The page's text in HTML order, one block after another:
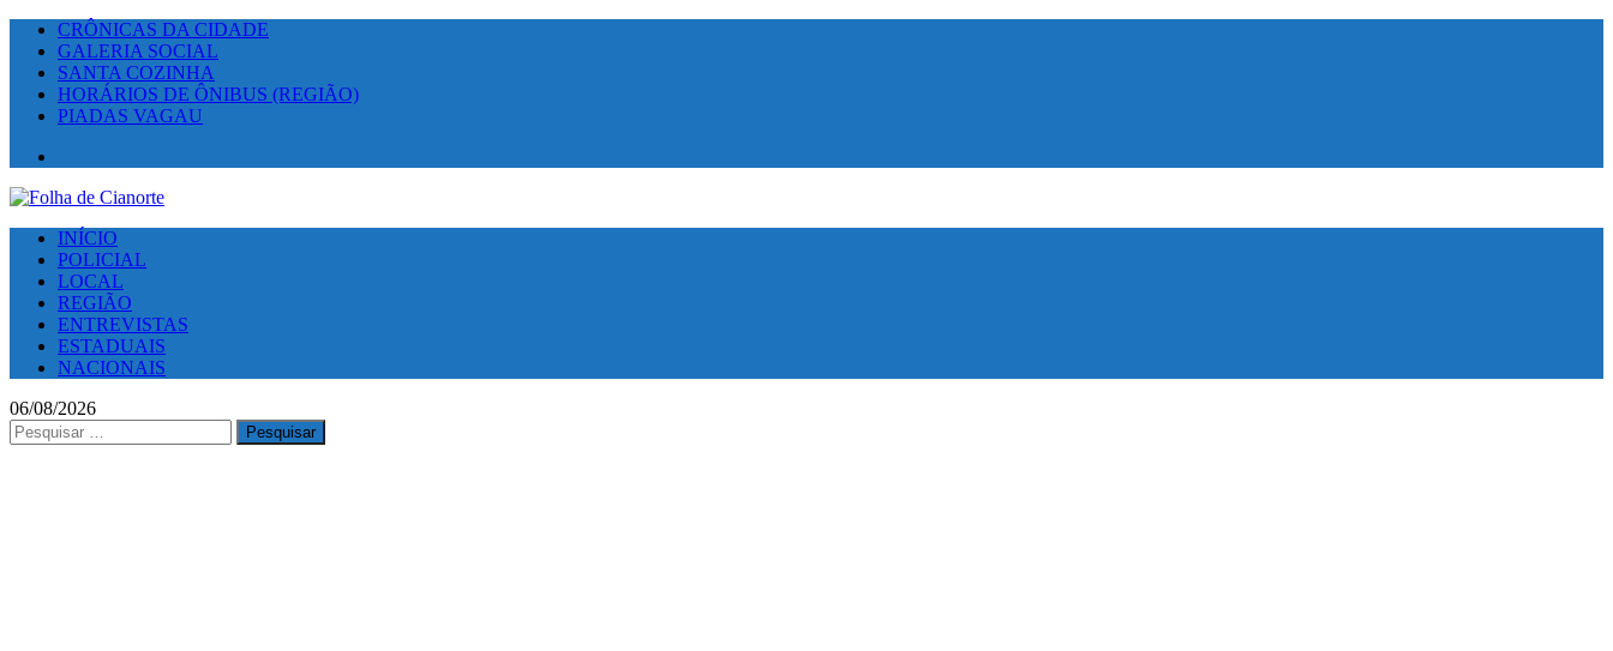
CRÔNICAS DA CIDADE
GALERIA SOCIAL
SANTA COZINHA
HORÁRIOS DE ÔNIBUS (REGIÃO)
PIADAS VAGAU
INÍCIO
POLICIAL
LOCAL
REGIÃO
ENTREVISTAS
ESTADUAIS
NACIONAIS
06/08/2026
Pesquisar
por: